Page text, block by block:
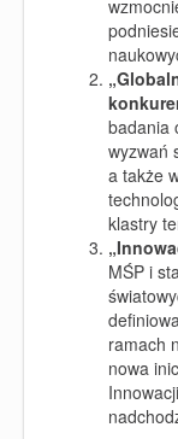
badania
wyzwań
a także
klastry
MŚP i
ramach
nowa